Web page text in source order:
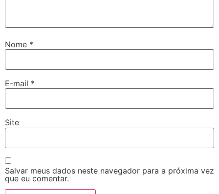
Nome *
E-mail *
Site
Salvar meus dados neste navegador para a próxima vez
que eu comentar.